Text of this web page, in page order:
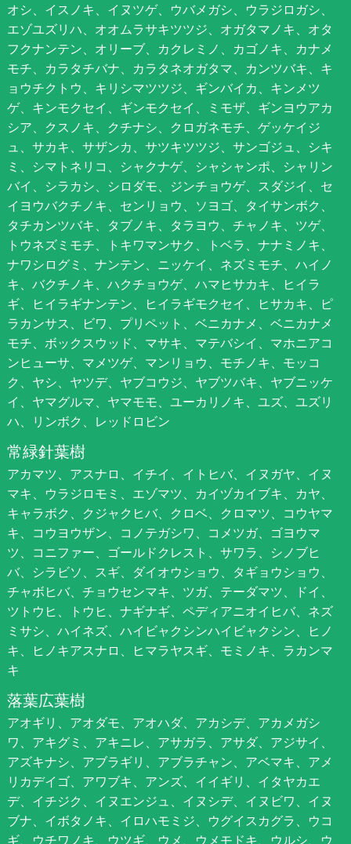
オシ、イスノキ、イヌツゲ、ウバメガシ、ウラジロガシ、
エゾユズリハ、オオムラサキツツジ、オガタマノキ、オタ
フクナンテン、オリーブ、カクレミノ、カゴノキ、カナメ
モチ、カラタチバナ、カラタネオガタマ、カンツバキ、キ
ョウチクトウ、キリシマツツジ、ギンバイカ、キンメツ
ゲ、キンモクセイ、ギンモクセイ、ミモザ、ギンヨウアカ
シア、クスノキ、クチナシ、クロガネモチ、ゲッケイジ
ュ、サカキ、サザンカ、サツキツツジ、サンゴジュ、シキ
ミ、シマトネリコ、シャクナゲ、シャシャンポ、シャリン
バイ、シラカシ、シロダモ、ジンチョウゲ、スダジイ、セ
イヨウバクチノキ、センリョウ、ソヨゴ、タイサンボク、
タチカンツバキ、タブノキ、タラヨウ、チャノキ、ツゲ、
トウネズミモチ、トキワマンサク、トベラ、ナナミノキ、
ナワシログミ、ナンテン、ニッケイ、ネズミモチ、ハイノ
キ、バクチノキ、ハクチョウゲ、ハマヒサカキ、ヒイラ
ギ、ヒイラギナンテン、ヒイラギモクセイ、ヒサカキ、ピ
ラカンサス、ビワ、プリペット、ベニカナメ、ベニカナメ
モチ、ボックスウッド、マサキ、マテバシイ、マホニアコ
ンヒューサ、マメツゲ、マンリョウ、モチノキ、モッコ
ク、ヤシ、ヤツデ、ヤブコウジ、ヤブツバキ、ヤブニッケ
イ、ヤマグルマ、ヤマモモ、ユーカリノキ、ユズ、ユズリ
ハ、リンボク、レッドロビン
常緑針葉樹
アカマツ、アスナロ、イチイ、イトヒバ、イヌガヤ、イヌ
マキ、ウラジロモミ、エゾマツ、カイヅカイブキ、カヤ、
キャラボク、クジャクヒバ、クロベ、クロマツ、コウヤマ
キ、コウヨウザン、コノテガシワ、コメツガ、ゴヨウマ
ツ、コニファー、ゴールドクレスト、サワラ、シノブヒ
バ、シラビソ、スギ、ダイオウショウ、タギョウショウ、
チャボヒバ、チョウセンマキ、ツガ、テーダマツ、ドイ、
ツトウヒ、トウヒ、ナギナギ、ペディアニオイヒバ、ネズ
ミサシ、ハイネズ、ハイビャクシンハイビャクシン、ヒノ
キ、ヒノキアスナロ、ヒマラヤスギ、モミノキ、ラカンマ
キ
落葉広葉樹
アオギリ、アオダモ、アオハダ、アカシデ、アカメガシ
ワ、アキグミ、アキニレ、アサガラ、アサダ、アジサイ、
アズキナシ、アブラギリ、アブラチャン、アベマキ、アメ
リカデイゴ、アワブキ、アンズ、イイギリ、イタヤカエ
デ、イチジク、イヌエンジュ、イヌシデ、イヌビワ、イヌ
ブナ、イボタノキ、イロハモミジ、ウグイスカグラ、ウコ
ギ、ウチワノキ、ウツギ、ウメ、ウメモドキ、ウルシ、ウ